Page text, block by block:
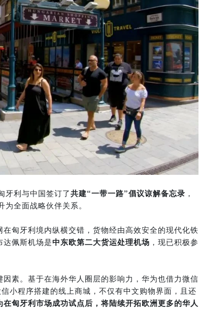
牙利与中国签订了共建“一带一路”倡议谅解备忘录 ，
全面战略伙伴关系。
在匈牙利境内纵横交错，货物经由高效安全的现代化铁
佩斯机场是中东欧第二大货运处理机场 ，现已积极参
素。基于在海外华人圈层的影响力，华为也借力微信
小程序搭建的线上商城，不仅有中文购物界面，且还
在匈牙利市场成功试点后，将陆续开拓欧洲更多的华人